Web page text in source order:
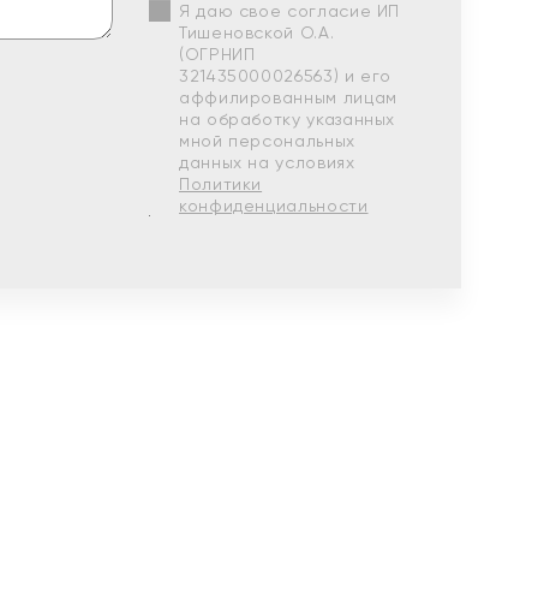
Я даю свое согласие ИП
Тишеновской О.А.
(ОГРНИП
321435000026563) и его
аффилированным лицам
на обработку указанных
мной персональных
данных на условиях
Политики
конфиденциальности